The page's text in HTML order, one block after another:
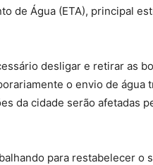
de Água (ETA), principal
desligar e retirar as
o envio de água
da cidade serão afetadas
para restabelecer o